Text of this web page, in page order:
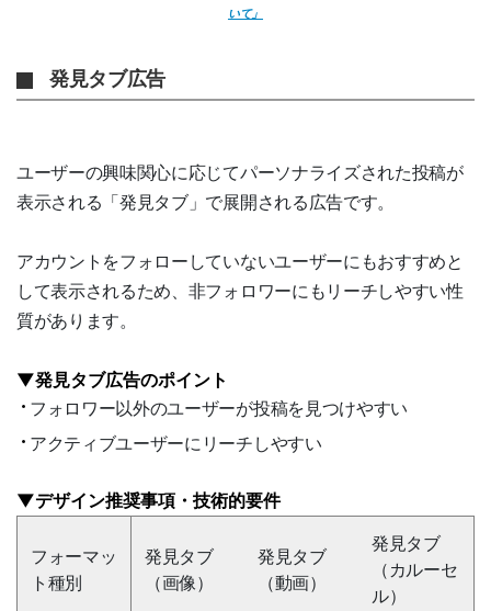
いて」
発見タブ広告
ユーザーの興味関心に応じてパーソナライズされた投稿が
表示される「発見タブ」で展開される広告です。
アカウントをフォローしていないユーザーにもおすすめと
して表示されるため、非フォロワーにもリーチしやすい性
質があります。
▼発見タブ広告のポイント
フォロワー以外のユーザーが投稿を見つけやすい
アクティブユーザーにリーチしやすい
▼デザイン推奨事項・技術的要件
フォーマッ
ト種別
発見タブ
（画像）
発見タブ
（動画）
発見タブ
（カルーセ
ル）